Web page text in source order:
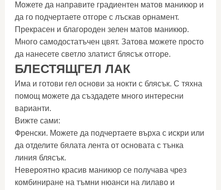
Можете да направите градиентен матов маникюр и
да го подчертаете отгоре с лъскав орнамент.
Прекрасен и благороден зелен матов маникюр.
Много самодостатъчен цвят. Затова можете просто
да нанесете светло златист блясък отгоре.
БЛЕСТЯЩГЕЛ ЛАК
Има и готови гел основи за нокти с блясък. С тяхна
помощ можете да създадете много интересни
варианти.
Вижте сами:
Френски. Можете да подчертаете върха с искри или
да отделите бялата лента от основата с тънка
линия блясък.
Невероятно красив маникюр се получава чрез
комбиниране на тъмни нюанси на лилаво и